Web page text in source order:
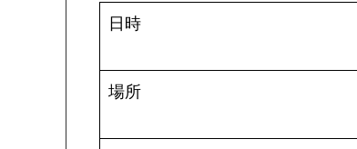
日時
場所